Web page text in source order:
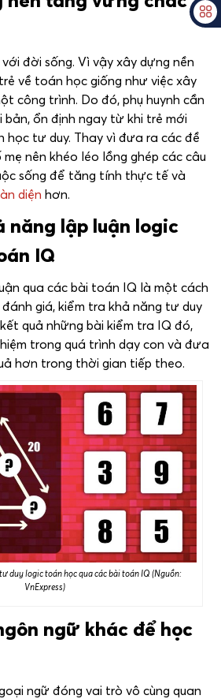
đời sống. Vì vậy xây dựng nền
về toán học giống như việc xây
công trình. Do đó, phụ huynh cần
ổn định ngay từ khi trẻ mới
học tư duy. Thay vì đưa ra các đề
nên khéo léo lồng ghép các câu
sống để tăng tính thực tế và
diện hơn.
năng lập luận logic
IQ
qua các bài toán IQ là một cách
giá, kiểm tra khả năng tư duy
quả những bài kiểm tra IQ đó,
trong quá trình dạy con và đưa
hơn trong thời gian tiếp theo.
duy logic toán học qua các bài toán IQ (Nguồn:
VnExpress)
ngữ khác để học
ngữ đóng vai trò vô cùng quan